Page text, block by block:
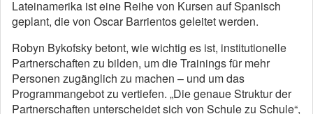
Lateinamerika ist eine Reihe von Kursen auf Spanisch
geplant, die von Oscar Barrientos geleitet werden.
Robyn Bykofsky betont, wie wichtig es ist, institutionelle
Partnerschaften zu bilden, um die Trainings für mehr
Personen zugänglich zu machen – und um das
Programmangebot zu vertiefen. „Die genaue Struktur der
Partnerschaften unterscheidet sich von Schule zu Schule“,